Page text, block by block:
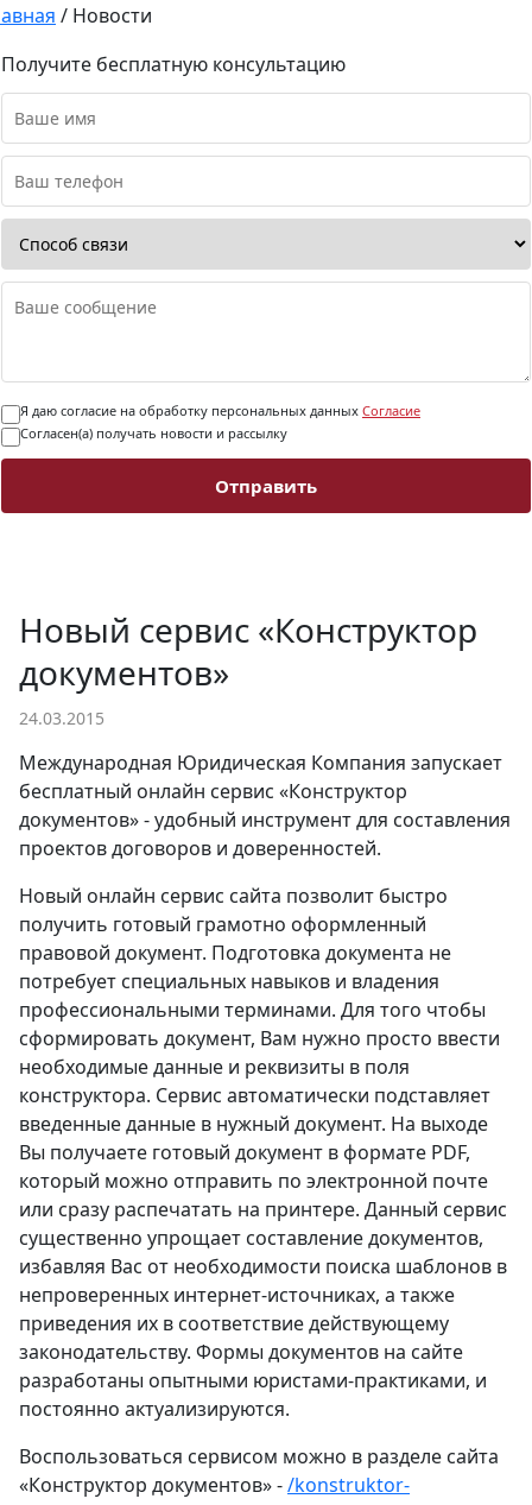
/ Новости
Получите бесплатную консультацию
Я даю согласие на обработку персональных данных Согласие
Согласен(а) получать новости и рассылку
Отправить
Новый сервис «Конструктор
документов»
24.03.2015
Международная Юридическая Компания запускает
бесплатный онлайн сервис «Конструктор
документов» - удобный инструмент для составления
проектов договоров и доверенностей.
Новый онлайн сервис сайта позволит быстро
получить готовый грамотно оформленный
правовой документ. Подготовка документа не
потребует специальных навыков и владения
профессиональными терминами. Для того чтобы
сформировать документ, Вам нужно просто ввести
необходимые данные и реквизиты в поля
конструктора. Сервис автоматически подставляет
введенные данные в нужный документ. На выходе
Вы получаете готовый документ в формате PDF,
который можно отправить по электронной почте
или сразу распечатать на принтере. Данный сервис
существенно упрощает составление документов,
избавляя Вас от необходимости поиска шаблонов в
непроверенных интернет-источниках, а также
приведения их в соответствие действующему
законодательству. Формы документов на сайте
разработаны опытными юристами-практиками, и
постоянно актуализируются.
Воспользоваться сервисом можно в разделе сайта
«Конструктор документов» -/konstruktor-